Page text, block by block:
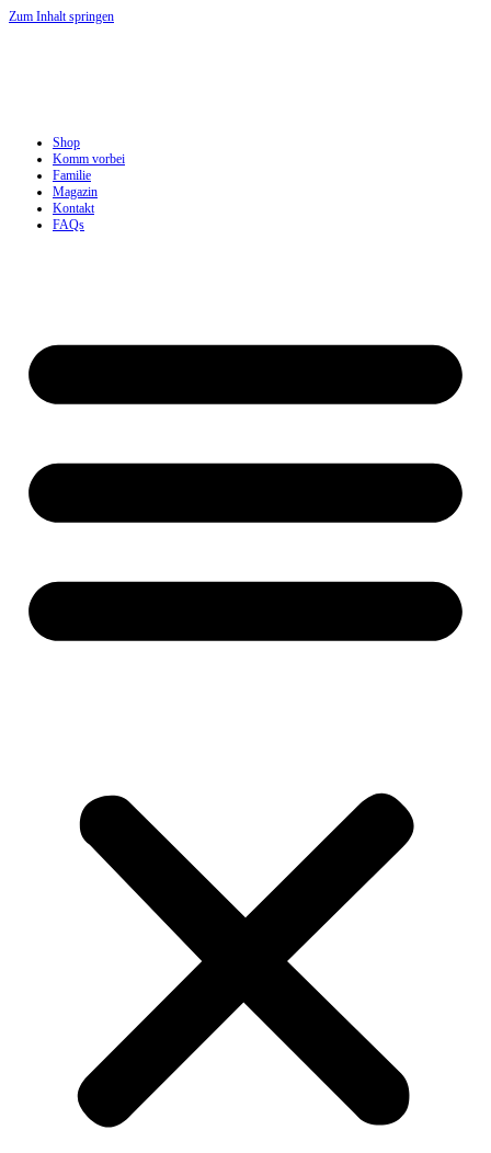
Zum Inhalt springen
Shop
Komm vorbei
Familie
Magazin
Kontakt
FAQs